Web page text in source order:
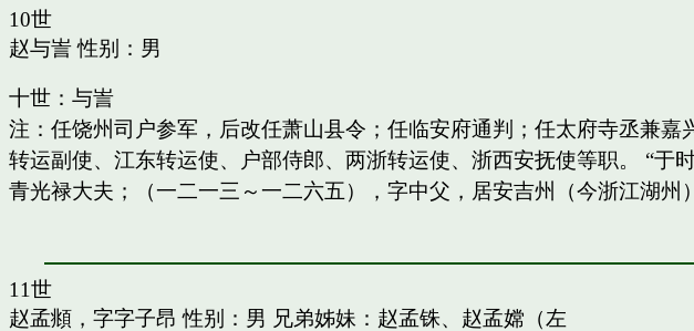
10世
赵与訔性别：男
十世：与訔
注：任饶州司户参军，后改任萧山县令；任临安府通判；任太府寺丞兼
转运副使、江东转运使、户部侍郎、两浙转运使、浙西安抚使等职。 “
青光禄大夫；（一二一三～一二六五），字中父，居安吉州（今浙江湖州）
11世
赵孟頫，字字子昂 性别：男 兄弟姊妹： 赵孟铢、 赵孟嫦（左